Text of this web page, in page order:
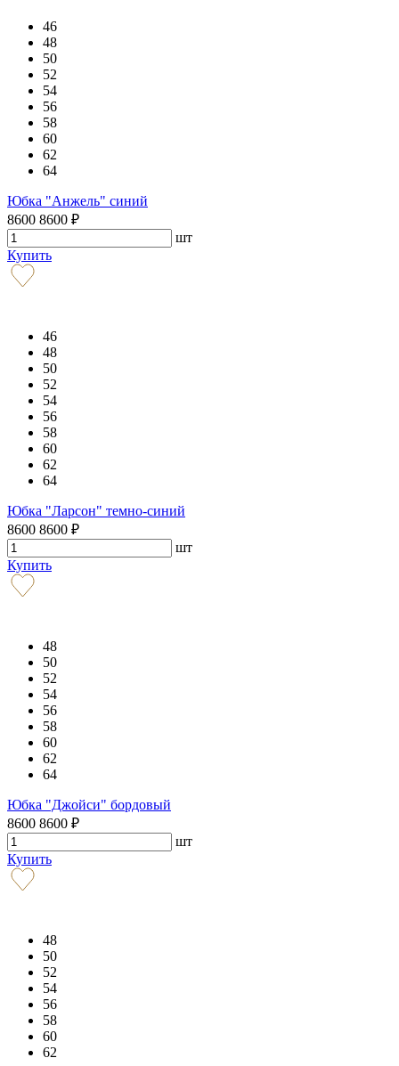
46
48
50
52
54
56
58
60
62
64
Юбка "Анжель" синий
8600 8600 ₽
шт
Купить
46
48
50
52
54
56
58
60
62
64
Юбка "Ларсон" темно-синий
8600 8600 ₽
шт
Купить
48
50
52
54
56
58
60
62
64
Юбка "Джойси" бордовый
8600 8600 ₽
шт
Купить
48
50
52
54
56
58
60
62